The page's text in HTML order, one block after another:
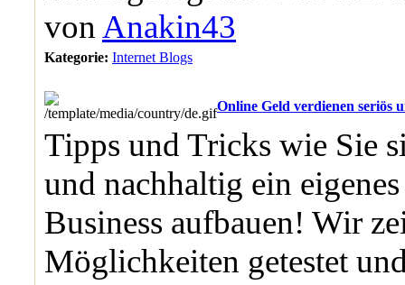
von Anakin43
Kategorie: Internet Blogs
Online Geld verdienen seriös
Tipps und Tricks wie Sie
und nachhaltig ein
Business aufbauen! Wir
Möglichkeiten getestet